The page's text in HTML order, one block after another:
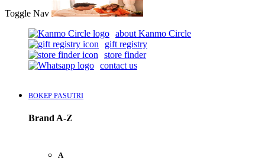
Toggle Nav
about Kanmo Circle
gift registry
store finder
contact us
BOKEP PASUTRI
Brand A-Z
A